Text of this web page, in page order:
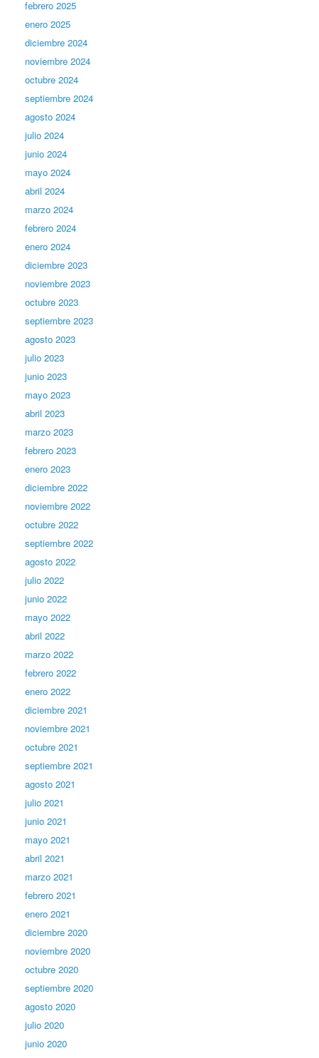
febrero 2025
enero 2025
diciembre 2024
noviembre 2024
octubre 2024
septiembre 2024
agosto 2024
julio 2024
junio 2024
mayo 2024
abril 2024
marzo 2024
febrero 2024
enero 2024
diciembre 2023
noviembre 2023
octubre 2023
septiembre 2023
agosto 2023
julio 2023
junio 2023
mayo 2023
abril 2023
marzo 2023
febrero 2023
enero 2023
diciembre 2022
noviembre 2022
octubre 2022
septiembre 2022
agosto 2022
julio 2022
junio 2022
mayo 2022
abril 2022
marzo 2022
febrero 2022
enero 2022
diciembre 2021
noviembre 2021
octubre 2021
septiembre 2021
agosto 2021
julio 2021
junio 2021
mayo 2021
abril 2021
marzo 2021
febrero 2021
enero 2021
diciembre 2020
noviembre 2020
octubre 2020
septiembre 2020
agosto 2020
julio 2020
junio 2020